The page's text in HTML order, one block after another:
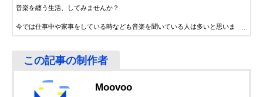
音楽を纏う生活、してみませんか？
今では仕事中や家事をしている時なども音楽を聞いている人は多いと思いま
スピーカーでは、音漏れが気になったり、場所によって聞こえなくなってしま
う...
そんなスキマを埋めてくれるのが、この肩にかけるウェアラブルスピーカー。
『Bose SoundWear Companion speaker（ボーズ サウンドウェア コンパニオン
Moovoo